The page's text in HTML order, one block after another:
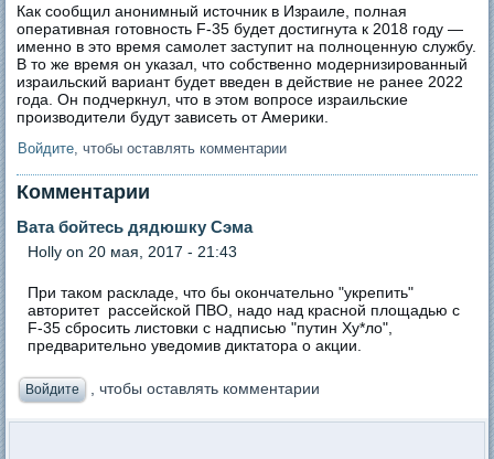
Как сообщил анонимный источник в Израиле, полная
оперативная готовность F-35 будет достигнута к 2018 году —
именно в это время самолет заступит на полноценную службу.
В то же время он указал, что собственно модернизированный
израильский вариант будет введен в действие не ранее 2022
года. Он подчеркнул, что в этом вопросе израильские
производители будут зависеть от Америки.
Войдите , чтобы оставлять комментарии
Комментарии
Вата бойтесь дядюшку Сэма
Holly on 20 мая, 2017 - 21:43
При таком раскладе, что бы окончательно "укрепить"
авторитет рассейской ПВО, надо над красной площадью с
F-35 сбросить листовки с надписью "путин Ху*ло",
предварительно уведомив диктатора о акции.
Войдите , чтобы оставлять комментарии